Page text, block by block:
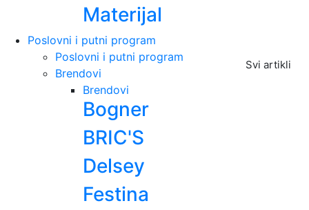
Materijal
Poslovni i putni program
Svi artikli
Poslovni i putni program
Brendovi
Brendovi
Bogner
BRIC'S
Delsey
Festina